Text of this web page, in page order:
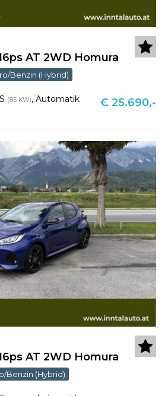
AT 2WD Homura
Benzin (Hybrid)
(85 KW), Automatik
€ 25.690,-
AT 2WD Homura
Benzin (Hybrid)